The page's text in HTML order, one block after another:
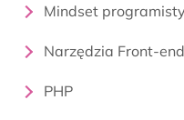
Mindset programisty
Narzędzia Front-
PHP